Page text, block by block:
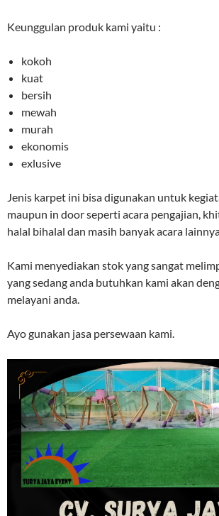
Keunggulan produk kami yaitu :
kokoh
kuat
bersih
mewah
murah
ekonomis
exlusive
Jenis karpet ini bisa digunakan untuk
maupun in door seperti acara pengajian,
halal bihalal dan masih banyak acara
Kami menyediakan stok yang sangat
yang sedang anda butuhkan kami akan
melayani anda.
Ayo gunakan jasa persewaan kami.